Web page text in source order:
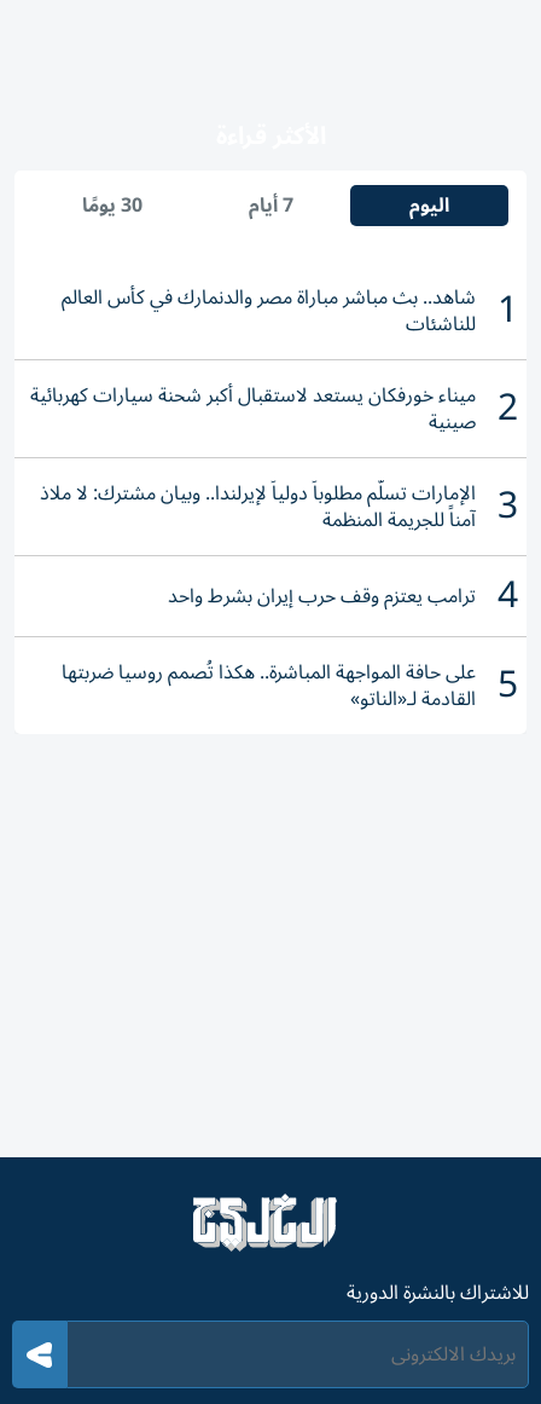
اليوم 7 أيام 30 يومًا
1 شاهد.. بث مباشر مباراة مصر والدنمارك في كأس العالم
للناشئات
2 ميناء خورفكان يستعد لاستقبال أكبر شحنة سيارات كهربائية
صينية
3 الإمارات تسلّم مطلوباً دولياً لإيرلندا.. وبيان مشترك: لا ملاذ
آمناً للجريمة المنظمة
4 ترامب يعتزم وقف حرب إيران بشرط واحد
5 على حافة المواجهة المباشرة.. هكذا تُصمم روسيا ضربتها
القادمة لـ«الناتو»
للاشتراك بالنشرة الدورية